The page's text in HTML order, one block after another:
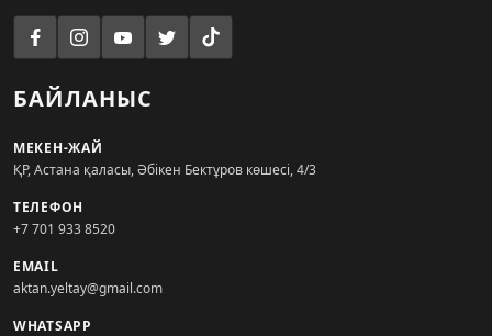
БАЙЛАНЫС
МЕКЕН-ЖАЙ
ҚР, Астана қаласы, Әбікен Бектұров көшесі, 4/3
ТЕЛЕФОН
+7 701 933 8520
EMAIL
aktan.yeltay@gmail.com
WHATSAPP